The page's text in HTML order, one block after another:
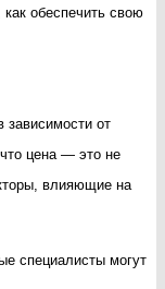
обеспечить свою
зависимости от
цена — это не
влияющие на
специалисты могут